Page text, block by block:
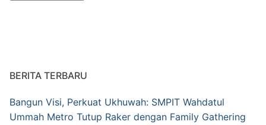
BERITA TERBARU
Bangun Visi, Perkuat Ukhuwah: SMPIT Wahdatul
Ummah Metro Tutup Raker dengan Family Gathering